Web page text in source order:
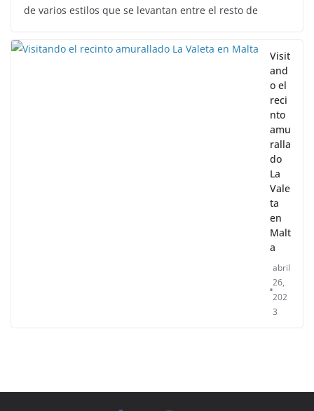
de varios estilos que se levantan entre el resto de
Visit
and
o el
reci
nto
amu
ralla
do
La
Vale
ta
en
Malt
a
abril
26,
202
3